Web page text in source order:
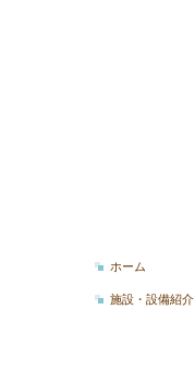
ホーム
施設・設備紹介